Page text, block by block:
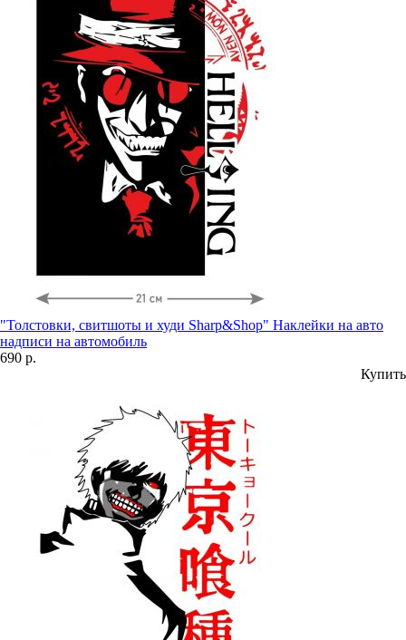
"Толстовки, свитшоты и худи Sharp&Shop" Наклейки на авто
надписи на автомобиль
690 р.
Купить